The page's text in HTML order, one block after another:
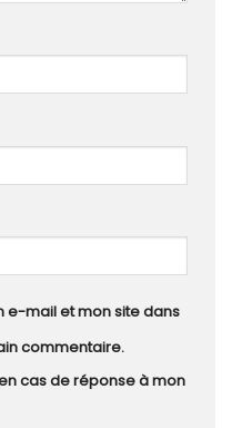
e-mail et mon site dans
commentaire.
cas de réponse à mon